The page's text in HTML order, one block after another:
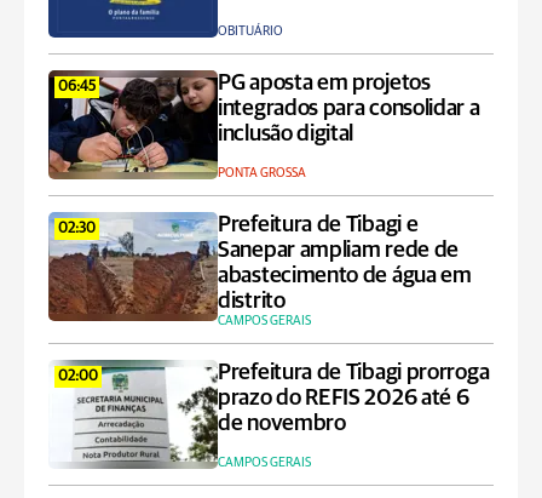
OBITUÁRIO
06:45
PG aposta em projetos
integrados para consolidar a
inclusão digital
PONTA GROSSA
02:30
Prefeitura de Tibagi e
Sanepar ampliam rede de
abastecimento de água em
distrito
CAMPOS GERAIS
02:00
Prefeitura de Tibagi prorroga
prazo do REFIS 2026 até 6
de novembro
CAMPOS GERAIS